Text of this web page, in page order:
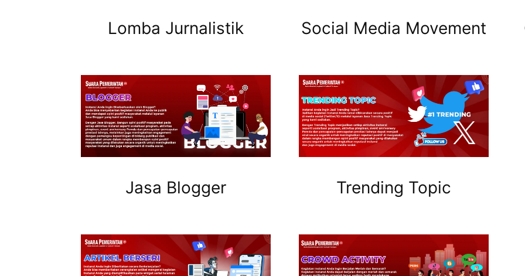
Lomba Jurnalistik
Jasa Blogger
Social Media Movement
Trending Topic